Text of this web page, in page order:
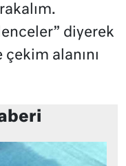
diyerek
alanını